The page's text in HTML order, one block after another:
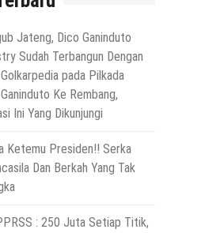
Jateng, Dico Ganinduto
Sudah Terbangun Dengan
pada Pilkada
Ke Rembang,
Ini Yang Dikunjungi
Ketemu Presiden!! Serka
Dan Berkah Yang Tak
: 250 Juta Setiap Titik,